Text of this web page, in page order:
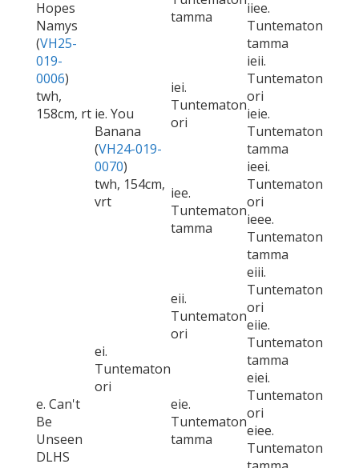
Hopes
Namys
(VH25-
019-
0006)
twh,
158cm, rt
tamma
iiee.
Tuntematon
tamma
ie. You
Banana
(VH24-019-
0070)
twh, 154cm,
vrt
iei.
Tuntematon
ori
ieii.
Tuntematon
ori
ieie.
Tuntematon
tamma
iee.
Tuntematon
tamma
ieei.
Tuntematon
ori
ieee.
Tuntematon
tamma
e. Can't
Be
Unseen
DLHS
ei.
Tuntematon
ori
eii.
Tuntematon
ori
eiii.
Tuntematon
ori
eiie.
Tuntematon
tamma
eie.
Tuntematon
tamma
eiei.
Tuntematon
ori
eiee.
Tuntematon